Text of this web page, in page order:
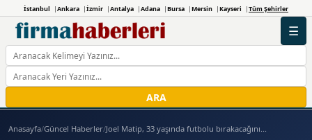
İstanbul Ankara İzmir Antalya Adana Bursa Mersin Kayseri Tüm Şehirler
ARA
☰
Anasayfa/Güncel Haberler/Joel Matip, 33 yaşında futbolu bırakacağını...